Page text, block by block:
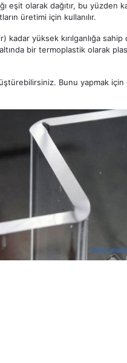
eşit olarak dağıtır, bu yüzden
üretimi için kullanılır.
yüksek kırılganlığa
bir termoplastik olarak
Bunu yapmak